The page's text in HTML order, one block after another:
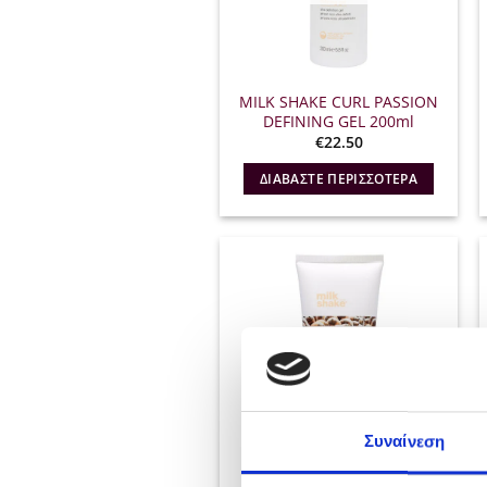
Συναίνεση
MILK SHAKE CURL PASSION
DEFINING GEL 200ml
€22.50
ΔΙΑΒΆΣΤΕ ΠΕΡΙΣΣΌΤΕΡΑ